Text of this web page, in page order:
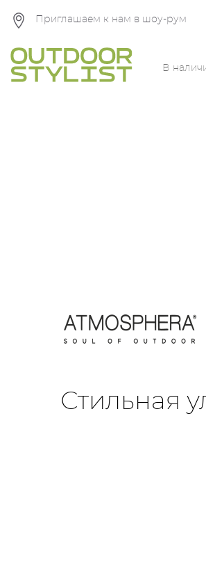
Приглашаем к нам в шоу-рум
В
Стильная